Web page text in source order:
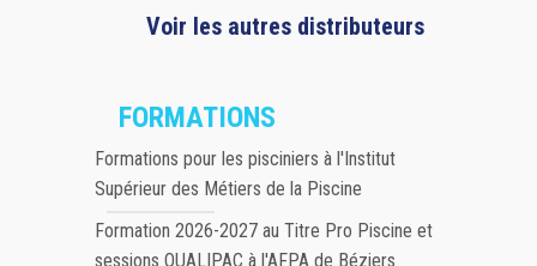
Voir les autres distributeurs
FORMATIONS
Formations pour les pisciniers à l'Institut
Supérieur des Métiers de la Piscine
Formation 2026-2027 au Titre Pro Piscine et
sessions QUALIPAC à l'AFPA de Béziers